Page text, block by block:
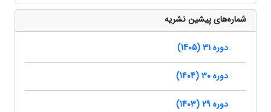
شماره‌های پیشین نشریه
دوره 31 (1405)
دوره 30 (1404)
دوره 29 (1403)